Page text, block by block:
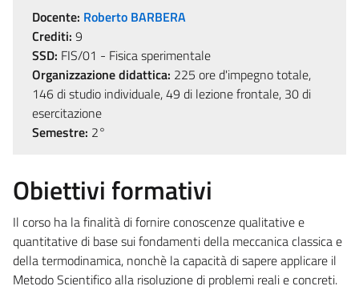
Docente: Roberto BARBERA
Crediti: 9
SSD: FIS/01 - Fisica sperimentale
Organizzazione didattica: 225 ore d'impegno totale,
146 di studio individuale, 49 di lezione frontale, 30 di
esercitazione
Semestre: 2°
Obiettivi formativi
Il corso ha la finalità di fornire conoscenze qualitative e
quantitative di base sui fondamenti della meccanica classica e
della termodinamica, nonchè la capacità di sapere applicare il
Metodo Scientifico alla risoluzione di problemi reali e concreti.